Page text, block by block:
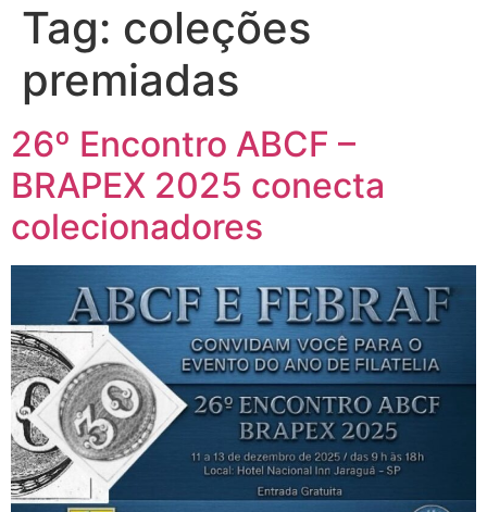
Tag: coleções
premiadas
26º Encontro ABCF –
BRAPEX 2025 conecta
colecionadores